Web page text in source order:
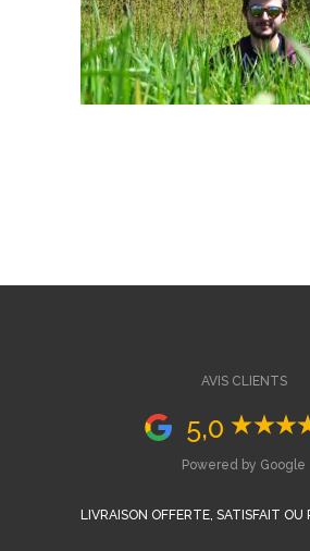
AVIS CLIENTS
5,0
Powered by Google
LIVRAISON OFFERTE, SATISFAIT OU